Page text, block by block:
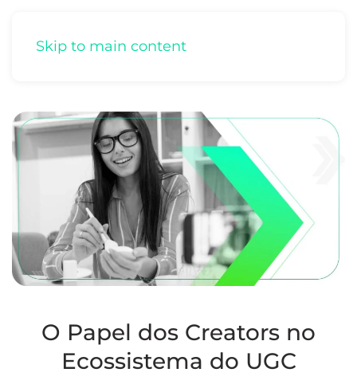
Skip to main content
O Papel dos Creators no
Ecossistema do UGC